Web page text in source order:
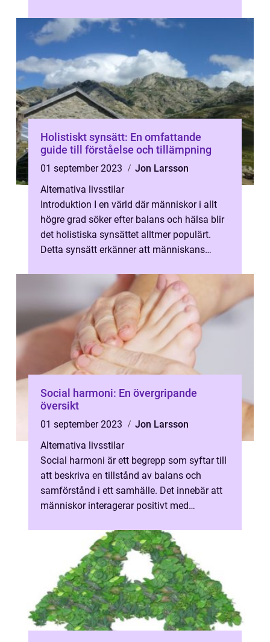
Holistiskt synsätt: En omfattande
guide till förståelse och tillämpning
01 september 2023
Jon Larsson
Alternativa livsstilar
Introduktion I en värld där människor i allt
högre grad söker efter balans och hälsa blir
det holistiska synsättet alltmer populärt.
Detta synsätt erkänner att människans
Social harmoni: En övergripande
översikt
01 september 2023
Jon Larsson
Alternativa livsstilar
Social harmoni är ett begrepp som syftar till
att beskriva en tillstånd av balans och
samförstånd i ett samhälle. Det innebär att
människor interagerar positivt med